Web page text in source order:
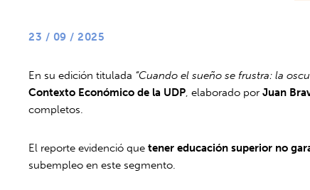
23 / 09 / 2025
En su edición titulada “Cuando el sueño se frustra: la
Contexto Económico de la UDP, elaborado porJuan
completos.
El reporte evidenció quetener educación superior no
subempleo en este segmento.